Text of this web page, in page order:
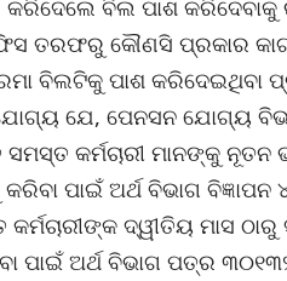
କରିଦେଲେ ବିଲ ପାଶ କରିଦେବାକୁ
ତରଫରୁ କୌଣସି ପ୍ରକାର
ବିଲଟିକୁ ପାଶ କରିଦେଇଥିବା
ଯେ, ପେନସନ ଯୋଗ୍ୟ
କର୍ମଚାରୀ ମାନଙ୍କୁ
ପାଇଁ ଅର୍ଥ ବିଭାଗ
ଦ୍ୱୀତିୟ ମାସ
ପାଇଁ ଅର୍ଥ ବିଭାଗ ପତ୍ର